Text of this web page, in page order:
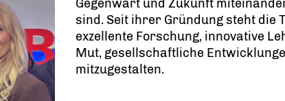
Gegenwart und Zukunft
sind. Seit ihrer Gründung steht die
exzellente Forschung, innovative
Mut, gesellschaftliche
mitzugestalten.